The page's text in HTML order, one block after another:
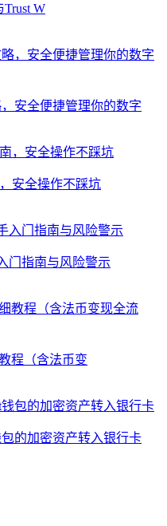
Trust W
安全便捷管理你的数字
安全操作不踩坑
门指南与风险警示
程（含法币变
的加密资产转入银行卡